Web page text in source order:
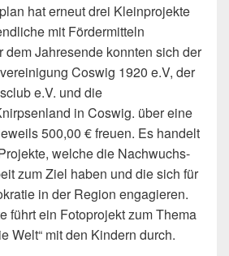
hat erneut drei Kleinprojekte
mit Fördermitteln
dem Jahresende konnten sich der
Coswig 1920 e.V, der
e.V. und die
in Coswig. über eine
500,00 € freuen. Es handelt
welche die Nachwuchs-
zum Ziel haben und die sich für
in der Region engagieren.
führt ein Fotoprojekt zum Thema
Welt“ mit den Kindern durch.